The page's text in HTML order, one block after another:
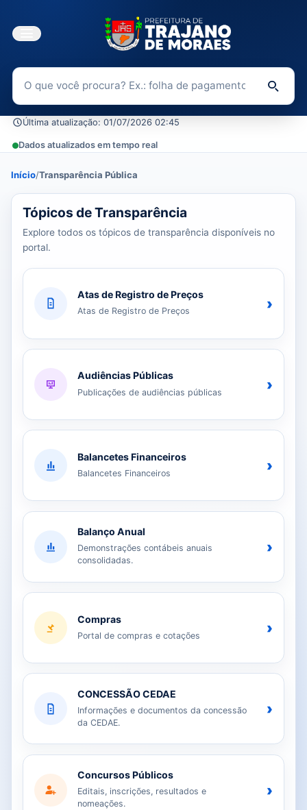
Buscar no Portal da Transparência
Última atualização: 01/07/2026 02:45
Dados atualizados em tempo real
Início/Transparência Pública
39 tópicos carregados do banco de dados.
Tópicos de Transparência
Explore todos os tópicos de transparência disponíveis no
portal.
Atas de Registro de Preços
Atas de Registro de Preços ›
Audiências Públicas
Publicações de audiências públicas ›
Balancetes Financeiros
Balancetes Financeiros ›
Balanço Anual
Demonstrações contábeis anuais
consolidadas.
›
Compras
Portal de compras e cotações ›
CONCESSÃO CEDAE
Informações e documentos da concessão
da CEDAE.
›
Concursos Públicos
Editais, inscrições, resultados e
nomeações.
›